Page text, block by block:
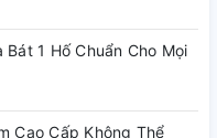
1 Hố Chuẩn Cho Mọi
Cao Cấp Không Thể